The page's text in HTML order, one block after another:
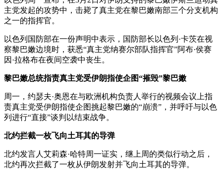
主党发起的攻势中，击毙了真主党在黎巴嫩南部三个分支机构
之一的指挥官。
以色列国防部在一份声明中表示，国防部长以色列·卡茨在视
察黎巴嫩边境时，获悉“真主党纳赛尔部队指挥官”阿布·侯赛
因·拉格布在夜间空袭中丧生。
黎巴嫩总统指责真主党受伊朗指使企图“摧毁”黎巴嫩
周一，约瑟夫·奥恩在与欧洲机构负责人举行的视频会议上指
责真主党受伊朗指使企图挑起黎巴嫩的“崩溃”，并呼吁与以色
列进行“直接”谈判以结束战争。
北约拦截一枚飞向土耳其的导弹
北约发言人艾莉森·哈特周一证实，继上周的类似行动之后，
北约再次拦截了一枚从伊朗发射并飞向土耳其的导弹。